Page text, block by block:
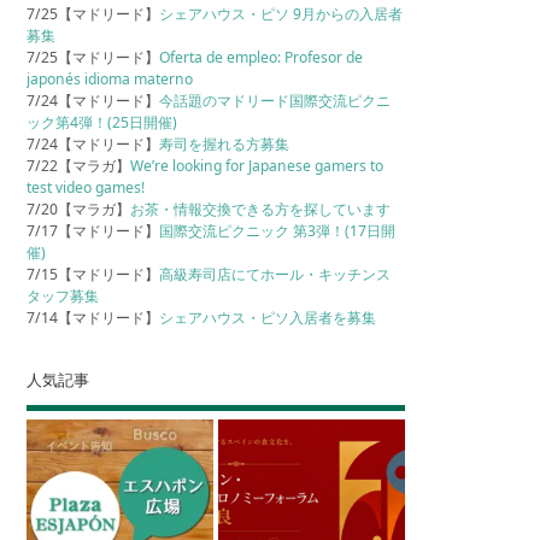
7/25【マドリード】 シェアハウス・ピソ 9月からの入居者
募集
7/25【マドリード】Oferta de empleo: Profesor de
japonés idioma materno
7/24【マドリード】今話題のマドリード国際交流ピクニ
ック第4弾！(25日開催)
7/24【マドリード】寿司を握れる方募集
7/22【マラガ】We’re looking for Japanese gamers to
test video games!
7/20【マラガ】 お茶・情報交換できる方を探しています
7/17【マドリード】 国際交流ピクニック 第3弾！(17日開
催)
7/15【マドリード】高級寿司店にてホール・キッチンス
タッフ募集
7/14【マドリード】 シェアハウス・ピソ入居者を募集
人気記事